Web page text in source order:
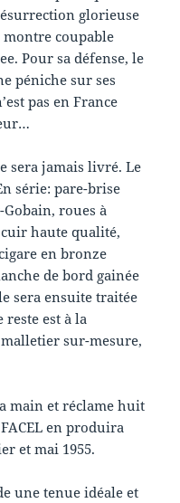
glorieuse
coupable
Pour sa défense, le
péniche sur ses
pas en France
sera jamais livré. Le
série: pare-brise
roues à
haute qualité,
en bronze
de bord gainée
sera ensuite traitée
est à la
malletier sur-mesure,
main et réclame huit
en produira
et mai 1955.
une tenue idéale et